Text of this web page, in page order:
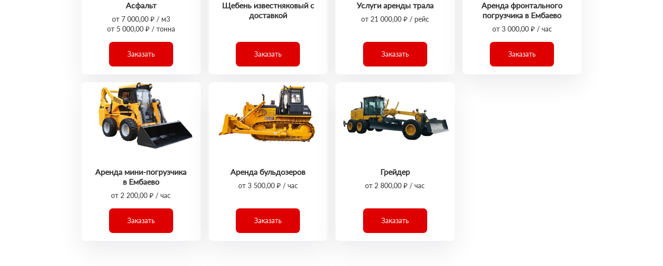
Асфальт
от 7 000,00 ₽ / м3
от 5 000,00 ₽ / тонна
Заказать
Щебень известняковый с
доставкой
Заказать
Услуги аренды трала
от 21 000,00 ₽ / рейс
Заказать
Аренда фронтального
погрузчика в Ембаево
от 3 000,00 ₽ / час
Заказать
Аренда мини-погрузчика
в Ембаево
от 2 200,00 ₽ / час
Заказать
Аренда бульдозеров
от 3 500,00 ₽ / час
Заказать
Грейдер
от 2 800,00 ₽ / час
Заказать